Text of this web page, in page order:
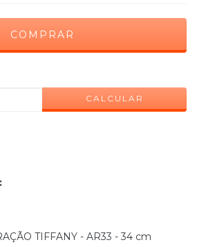
CALCULAR
TIFFANY - AR33 - 34 cm